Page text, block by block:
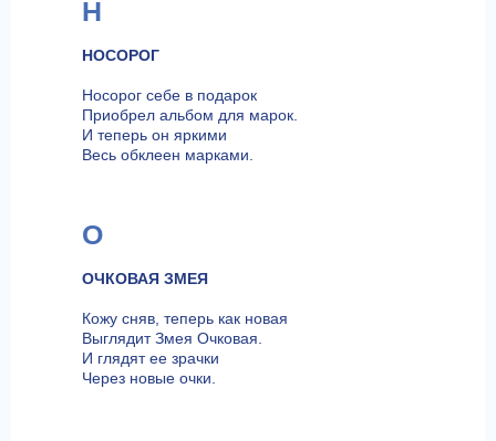
Н
НОСОРОГ
Носорог себе в подарок
Приобрел альбом для марок.
И теперь он яркими
Весь обклеен марками.
О
ОЧКОВАЯ ЗМЕЯ
Кожу сняв, теперь как новая
Выглядит Змея Очковая.
И глядят ее зрачки
Через новые очки.